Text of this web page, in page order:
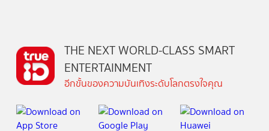
THE NEXT WORLD-CLASS SMART
ENTERTAINMENT
อีกขั้นของความบันเทิงระดับโลกตรงใจคุณ